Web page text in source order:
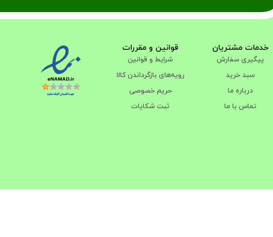
خدمات مشتریان
پیگیری سفارش
سبد خرید
درباره ما
تماس با ما
قوانین و مقررات
شرایط و قوانین
رویه‌های بازگرداندن کالا
حریم خصوصی
ثبت شکایات